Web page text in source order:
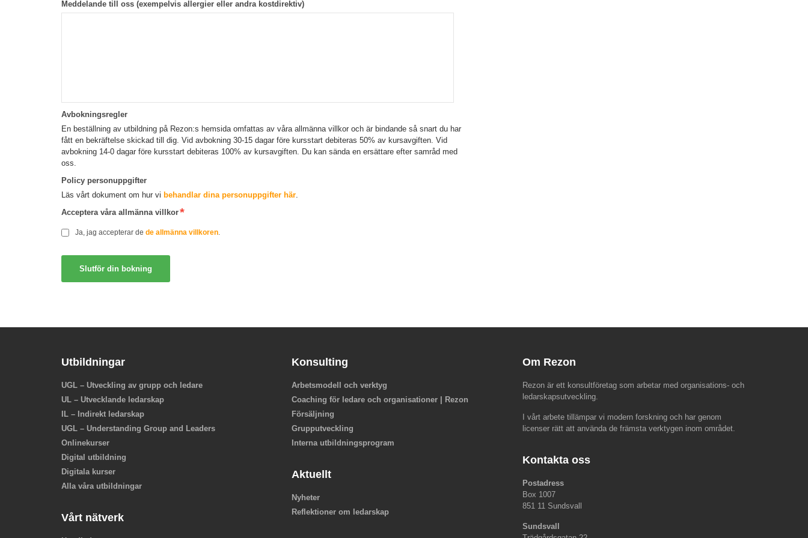
Meddelande till oss (exempelvis allergier eller andra kostdirektiv)
Avbokningsregler
En beställning av utbildning på Rezon:s hemsida omfattas av våra allmänna villkor och är bindande så snart du har
fått en bekräftelse skickad till dig. Vid avbokning 30-15 dagar före kursstart debiteras 50% av kursavgiften. Vid
avbokning 14-0 dagar före kursstart debiteras 100% av kursavgiften. Du kan sända en ersättare efter samråd med
oss.
Policy personuppgifter
Läs vårt dokument om hur vi behandlar dina personuppgifter här.
Acceptera våra allmänna villkor
Ja, jag accepterar de de allmänna villkoren
Utbildningar
UGL – Utveckling av grupp och ledare
UL – Utvecklande ledarskap
IL – Indirekt ledarskap
UGL – Understanding Group and Leaders
Onlinekurser
Digital utbildning
Digitala kurser
Alla våra utbildningar
Vårt nätverk
Konsulting
Arbetsmodell och verktyg
Coaching för ledare och organisationer | Rezon
Försäljning
Grupputveckling
Interna utbildningsprogram
Aktuellt
Nyheter
Reflektioner om ledarskap
Om Rezon
Rezon är ett konsultföretag som arbetar med organisations- och
ledarskapsutveckling.
I vårt arbete tillämpar vi modern forskning och har genom
licenser rätt att använda de främsta verktygen inom området.
Kontakta oss
Postadress
Box 1007
851 11 Sundsvall
Sundsvall